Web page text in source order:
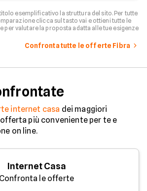
esemplificativo la struttura del sito. Per tutte
clicca sul tasto vai e ottieni tutte le
per valutare la proposta adatta alle tue esigenze
Confronta tutte le offerte Fibra
internet casa dei maggiori
più conveniente per te e
on line.
Internet Casa
Confronta le offerte